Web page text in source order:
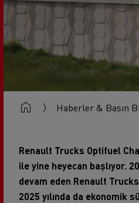
Haberler & Basın
Renault Trucks Optifuel
ile yine heyecan başlıyor.
devam eden Renault
2025 yılında da ekonomik